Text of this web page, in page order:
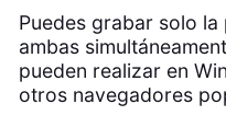
Puedes grabar solo
ambas
pueden realizar en
otros navegadores